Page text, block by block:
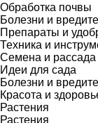
Обработка почвы
Болезни и
Препараты и
Техника и
Семена и рассада
Идеи для сада
Болезни и
Красота и
Растения
Растения